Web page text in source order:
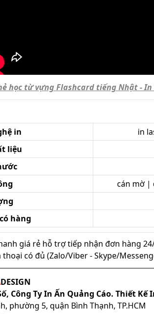
học từ vựng Flashcard tiếng Nhật -
in
in
liệu
cán mờ |
hàng
giá rẻ hỗ trợ tiếp nhận đơn hàng
có đủ (Zalo/Viber - Skype/
DESIGN
Công Ty In Ấn Quảng Cáo. Thiết Kế
phường 5, quận Bình Thạnh, TP.HCM